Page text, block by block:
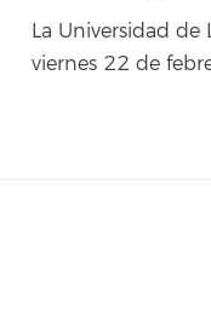
La Universidad de
viernes 22 de